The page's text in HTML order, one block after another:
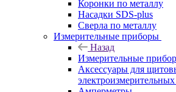
Коронки по металлу
Насадки SDS-plus
Сверла по металлу
Измерительные приборы
Назад
Измерительные
Аксессуары для